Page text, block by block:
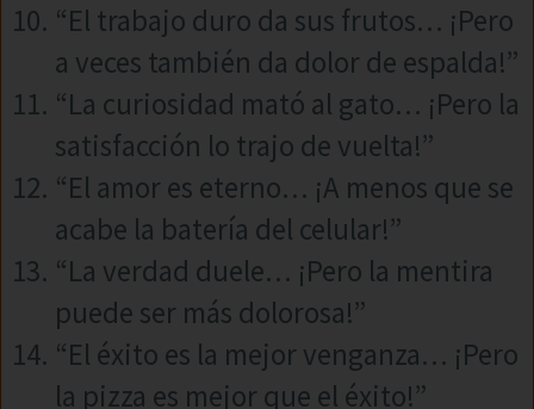
“El trabajo duro da sus frutos… ¡Pero
a veces también da dolor de espalda!”
“La curiosidad mató al gato… ¡Pero la
satisfacción lo trajo de vuelta!”
“El amor es eterno… ¡A menos que se
acabe la batería del celular!”
“La verdad duele… ¡Pero la mentira
puede ser más dolorosa!”
“El éxito es la mejor venganza… ¡Pero
la pizza es mejor que el éxito!”